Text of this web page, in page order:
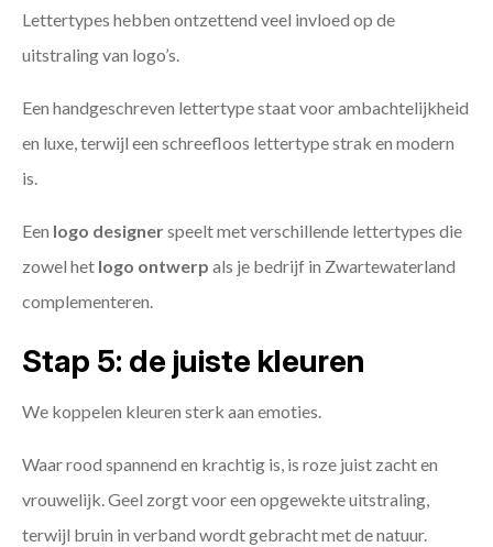
Lettertypes hebben ontzettend veel invloed op de
uitstraling van logo’s.
Een handgeschreven lettertype staat voor ambachtelijkheid
en luxe, terwijl een schreefloos lettertype strak en modern
is.
Een logo designerspeelt met verschillende lettertypes die
zowel het logo ontwerp als je bedrijf in Zwartewaterland
complementeren.
Stap 5: de juiste kleuren
We koppelen kleuren sterk aan emoties.
Waar rood spannend en krachtig is, is roze juist zacht en
vrouwelijk. Geel zorgt voor een opgewekte uitstraling,
terwijl bruin in verband wordt gebracht met de natuur.